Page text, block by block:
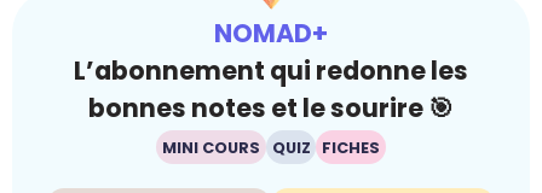
NOMAD+
L’abonnement qui redonne les
bonnes notes et le sourire 🎯
MINI COURS QUIZ FICHES